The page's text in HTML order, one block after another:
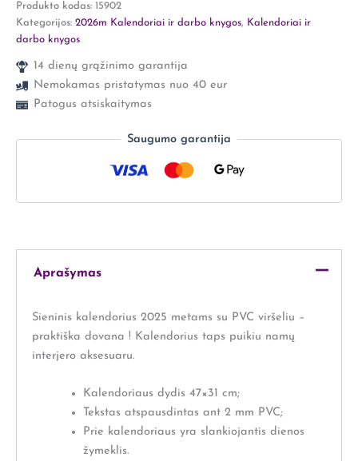
Produkto kodas: 15902
Kategorijos: 2026m Kalendoriai ir darbo knygos, Kalendoriai ir
darbo knygos
14 dienų grąžinimo garantija
Nemokamas pristatymas nuo 40 eur
Patogus atsiskaitymas
Saugumo garantija
Aprašymas
Sieninis kalendorius 2025 metams su PVC viršeliu –
praktiška dovana ! Kalendorius taps puikiu namų
interjero aksesuaru.
Kalendoriaus dydis 47×31 cm;
Tekstas atspausdintas ant 2 mm PVC;
Prie kalendoriaus yra slankiojantis dienos
žymeklis.